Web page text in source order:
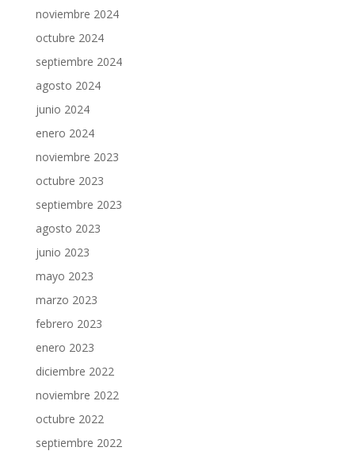
noviembre 2024
octubre 2024
septiembre 2024
agosto 2024
junio 2024
enero 2024
noviembre 2023
octubre 2023
septiembre 2023
agosto 2023
junio 2023
mayo 2023
marzo 2023
febrero 2023
enero 2023
diciembre 2022
noviembre 2022
octubre 2022
septiembre 2022